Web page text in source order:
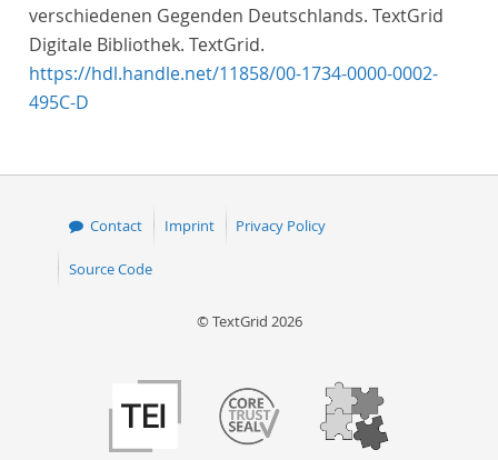
verschiedenen Gegenden Deutschlands. TextGrid
Digitale Bibliothek. TextGrid.
https://hdl.handle.net/11858/00-1734-0000-0002-
495C-D
Contact Imprint Privacy Policy
Source Code
© TextGrid 2026